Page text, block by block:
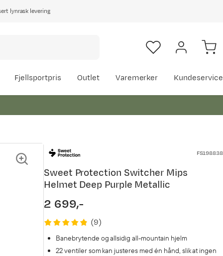
lynrask levering
Fjellsportpris Outlet Varemerker Kundeservice
FS198838
Sweet Protection Switcher Mips
Helmet Deep Purple Metallic
price
2 699,-
(9)
Banebrytende og allsidig all-mountain hjelm
22 ventiler som kan justeres med én hånd, slik at ingen